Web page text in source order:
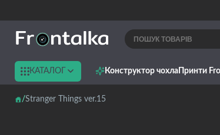
КАТАЛОГ Конструктор чохла Принти
Stranger Things ver.15